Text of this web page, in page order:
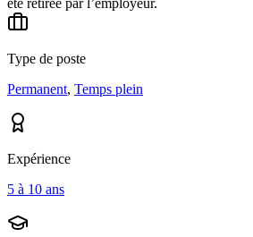
Type de poste
Permanent, Temps plein
Expérience
5 à 10 ans